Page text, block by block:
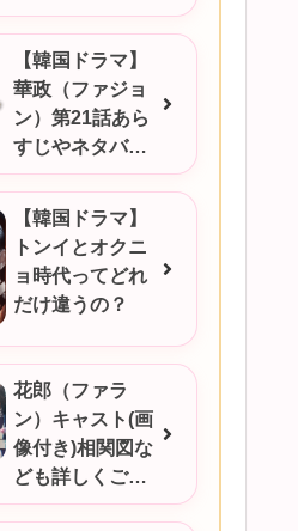
ご紹介★
【韓国ドラマ】
華政（ファジョ
ン）第21話あら
すじやネタバ
レ、感想など！
【韓国ドラマ】
トンイとオクニ
ョ時代ってどれ
だけ違うの？
花郎（ファラ
ン）キャスト(画
像付き)相関図な
ども詳しくご紹
介★